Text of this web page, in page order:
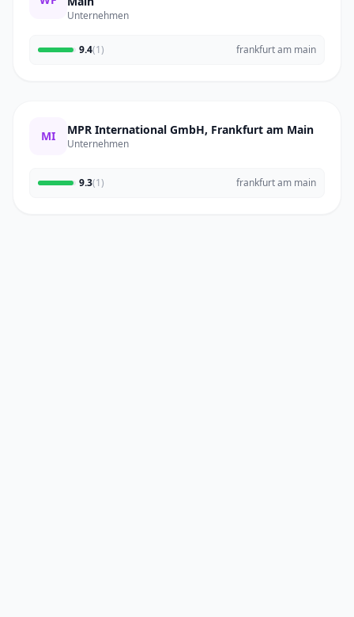
Unternehmen
9.4(1) frankfurt am main
MI MPR International GmbH, Frankfurt am Main
Unternehmen
9.3(1) frankfurt am main